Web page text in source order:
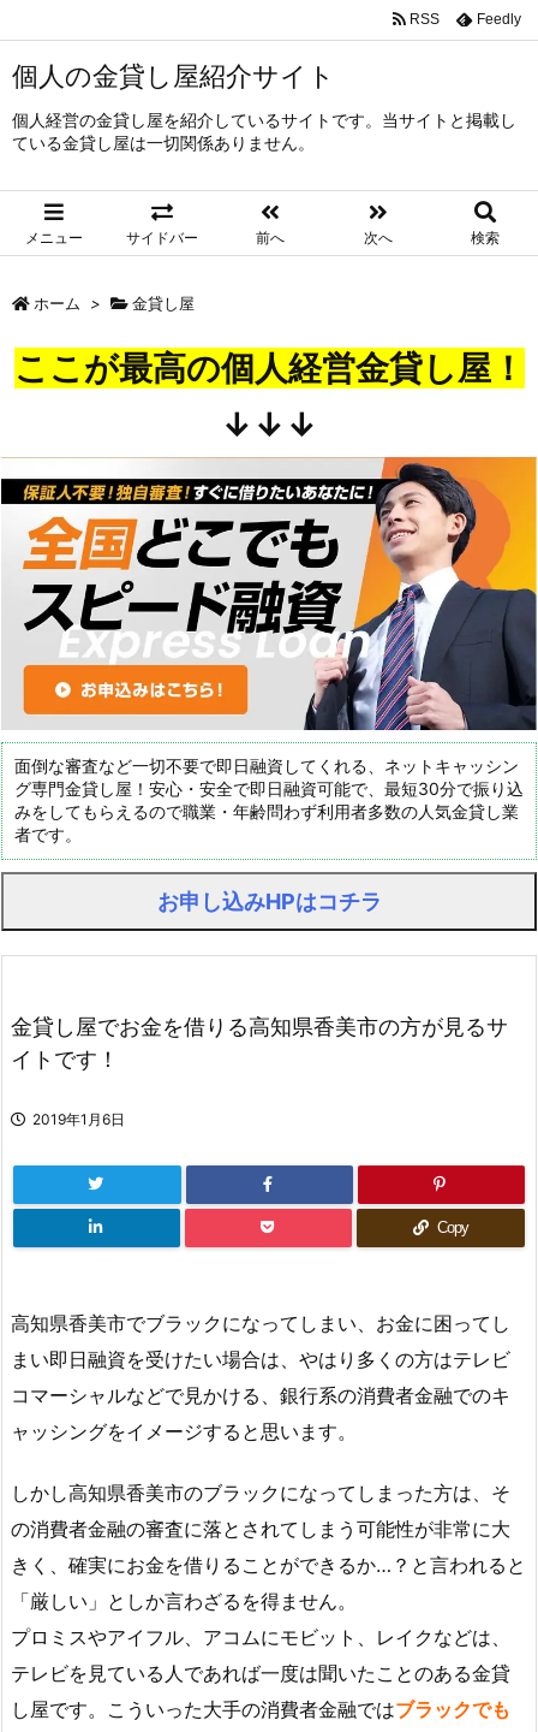
個人の金貸し屋紹介サイト
個人経営の金貸し屋を紹介しているサイトです。当サイトと掲載し
ている金貸し屋は一切関係ありません。
メニュー サイドバー 前へ 次へ 検索
RSS Feedly
ホーム > 金貸し屋
ここが最高の個人経営金貸し屋！
↓↓↓
面倒な審査など一切不要で即日融資してくれる、ネットキャッシン
グ専門金貸し屋！安心・安全で即日融資可能で、最短30分で振り込
みをしてもらえるので職業・年齢問わず利用者多数の人気金貸し業
者です。
お申し込みHPはコチラ
金貸し屋でお金を借りる高知県香美市の方が見るサ
イトです！
2019年1月6日
Copy
高知県香美市でブラックになってしまい、お金に困ってし
まい即日融資を受けたい場合は、やはり多くの方はテレビ
コマーシャルなどで見かける、銀行系の消費者金融でのキ
ャッシングをイメージすると思います。
しかし高知県香美市のブラックになってしまった方は、そ
の消費者金融の審査に落とされてしまう可能性が非常に大
きく、確実にお金を借りることができるか…？と言われると
「厳しい」としか言わざるを得ません。
プロミスやアイフル、アコムにモビット、レイクなどは、
テレビを見ている人であれば一度は聞いたことのある金貸
し屋です。こういった大手の消費者金融ではブラックでも